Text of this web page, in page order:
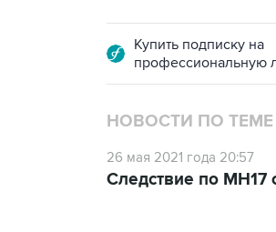
Купить подписку на
профессиональную
НОВОСТИ ПО ТЕМЕ
26 мая 2021 года 20:57
Следствие по МН17